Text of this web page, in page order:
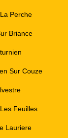
Perche
Briance
Sur Couze
Feuilles
Lauriere